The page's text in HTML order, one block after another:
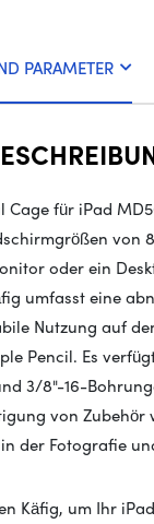
PARAMETER
Cage für iPad
von
oder ein
umfasst eine
Nutzung auf
Pencil. Es
3/8"-16-
von
der Fotografie
Käfig, um Ihr